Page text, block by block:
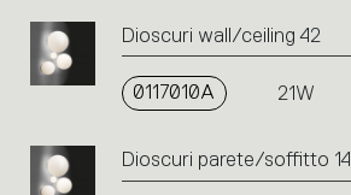
action.
Dioscuri wall/ceiling 42
0117010A 21W
Dioscuri parete/soffitto 14